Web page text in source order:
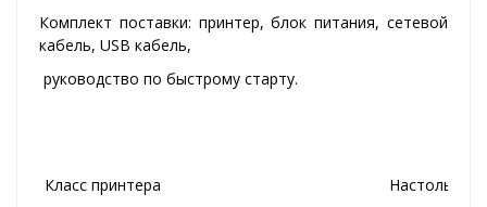
Комплект поставки: принтер, блок питания, сетевой
кабель, USB кабель,
руководство по быстрому старту.
Класс принтера Настольный